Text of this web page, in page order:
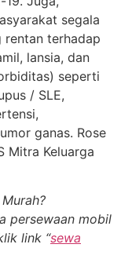
segala
rentan terhadap
lansia, dan
seperti
/ SLE,
ganas. Rose
Mitra Keluarga
persewaan mobil
link “sewa